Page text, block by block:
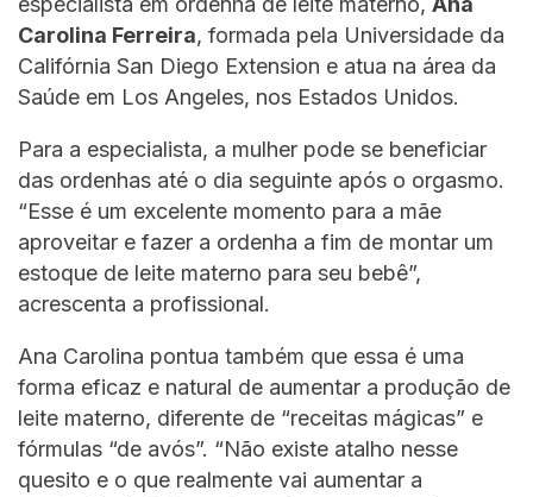
Carolina Ferreira, formada pela Universidade da
Califórnia San Diego Extension e atua na área da
Saúde em Los Angeles, nos Estados Unidos.
Para a especialista, a mulher pode se beneficiar
das ordenhas até o dia seguinte após o orgasmo.
“Esse é um excelente momento para a mãe
aproveitar e fazer a ordenha a fim de montar um
estoque de leite materno para seu bebê”,
acrescenta a profissional.
Ana Carolina pontua também que essa é uma
forma eficaz e natural de aumentar a produção de
leite materno, diferente de “receitas mágicas” e
fórmulas “de avós”. “Não existe atalho nesse
quesito e o que realmente vai aumentar a